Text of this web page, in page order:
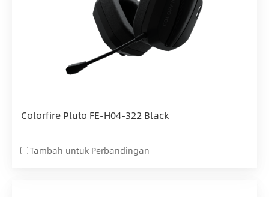
Colorfire Pluto FE-H04-322 Black
Tambah untuk Perbandingan